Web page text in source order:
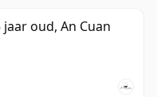
oud, An Cuan